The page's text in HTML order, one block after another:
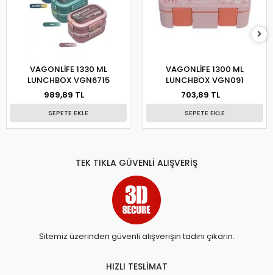
VAGONLİFE 1330 ML
LUNCHBOX VGN6715
989,89 TL
SEPETE EKLE
VAGONLİFE 1300 ML
LUNCHBOX VGN091
703,89 TL
SEPETE EKLE
TEK TIKLA GÜVENLİ ALIŞVERİŞ
Sitemiz üzerinden güvenli alışverişin tadını çıkarın.
HIZLI TESLİMAT